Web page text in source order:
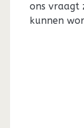
ons vraagt
kunnen